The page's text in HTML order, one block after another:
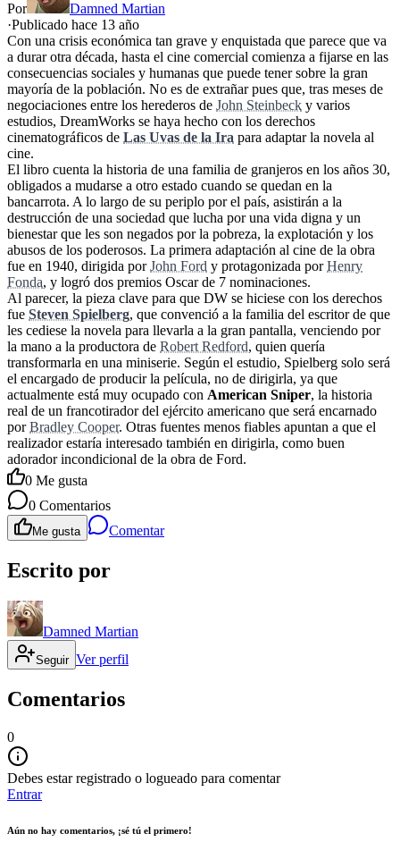
Por
Damned Martian
·Publicado hace 13 año
Con una crisis económica tan grave y enquistada que parece que va
a durar otra década, hasta el cine comercial comienza a fijarse en las
consecuencias sociales y humanas que puede tener sobre la gran
mayoría de la población. No es de extrañar pues que, tras meses de
negociaciones entre los herederos de John Steinbeck y varios
estudios, DreamWorks se haya hecho con los derechos
cinematográficos de Las Uvas de la Ira para adaptar la novela al
cine.
El libro cuenta la historia de una familia de granjeros en los años 30,
obligados a mudarse a otro estado cuando se quedan en la
bancarrota. A lo largo de su periplo por el país, asistirán a la
destrucción de una sociedad que lucha por una vida digna y un
bienestar que les son negados por la pobreza, la explotación y los
abusos de los poderosos. La primera adaptación al cine de la obra
fue en 1940, dirigida porJohn Ford y protagonizada porHenry
Fonda, y logró dos premios Oscar de 7 nominaciones.
Al parecer, la pieza clave para que DW se hiciese con los derechos
fue Steven Spielberg, que convenció a la familia del escritor de que
les cediese la novela para llevarla a la gran pantalla, venciendo por
la mano a la productora de Robert Redford, quien quería
transformarla en una miniserie. Según el estudio, Spielberg solo será
el encargado de producir la película, no de dirigirla, ya que
actualmente está muy ocupado con American Sniper, la historia
real de un francotirador del ejército americano que será encarnado
porBradley Cooper. Otras fuentes menos fiables apuntan a que el
realizador estaría interesado también en dirigirla, como buen
adorador incondicional de la obra de Ford.
0 Me gusta
0 Comentarios
Me gusta Comentar
Escrito por
Damned Martian
Seguir Ver perfil
Comentarios
0
Debes estar registrado o logueado para comentar
Entrar
Aún no hay comentarios, ¡sé tú el primero!